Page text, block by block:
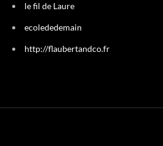
le fil de Laure
ecolededemain
http://flaubertandco.fr